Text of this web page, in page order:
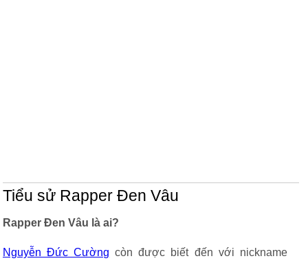
Tiểu sử Rapper Đen Vâu
Rapper Đen Vâu là ai?
Nguyễn Đức Cường còn được biết đến với nickname